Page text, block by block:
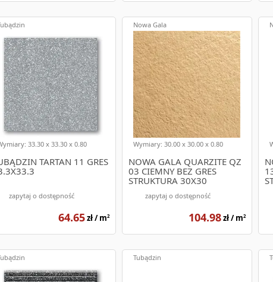
e-budujemy.pl to miejsce, gdzie znajdziesz wszystko, czego
jakość potwierdzają liczne pozytywne opinie klientów.
TARTAN 11 GRES
33.30 x 33.30 x 0.80
zapytaj o dostępność
64.65zł / m2
NOWA GALA QUARZITE QZ
03 CIEMNY BEŻ GRES
STRUKTURA 30X30
Wymiary: 30.00 x 30.00 x 0.80
Nowa Gala
zapytaj o dostępność
104.98zł / m2
Tubądzin